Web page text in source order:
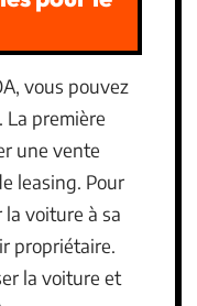
vous pouvez
première
une vente
leasing. Pour
voiture à sa
propriétaire.
la voiture et